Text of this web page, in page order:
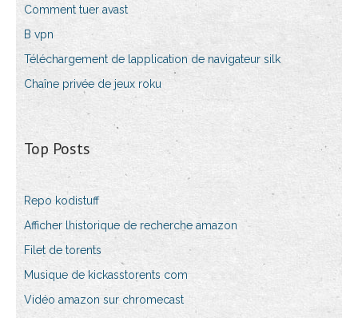
Comment tuer avast
B vpn
Téléchargement de lapplication de navigateur silk
Chaîne privée de jeux roku
Top Posts
Repo kodistuff
Afficher lhistorique de recherche amazon
Filet de torents
Musique de kickasstorents com
Vidéo amazon sur chromecast